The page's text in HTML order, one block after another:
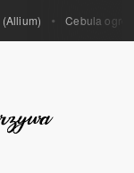
Cebula